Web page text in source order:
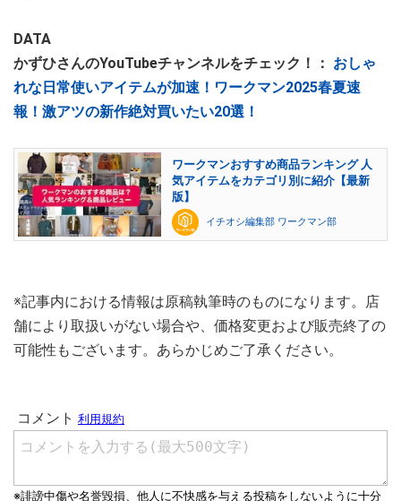
DATA
かずひさんのYouTubeチャンネルをチェック！： おしゃ
れな日常使いアイテムが加速！ワークマン2025春夏速
報！激アツの新作絶対買いたい20選！
ワークマンおすすめ商品ランキング 人
気アイテムをカテゴリ別に紹介【最新
版】
イチオシ編集部 ワークマン部
※記事内における情報は原稿執筆時のものになります。店
舗により取扱いがない場合や、価格変更および販売終了の
可能性もございます。あらかじめご了承ください。